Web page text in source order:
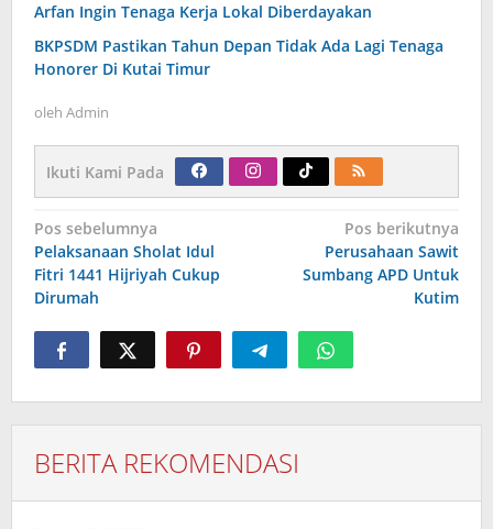
Arfan Ingin Tenaga Kerja Lokal Diberdayakan
BKPSDM Pastikan Tahun Depan Tidak Ada Lagi Tenaga
Honorer Di Kutai Timur
oleh Admin
Ikuti Kami Pada
Navigasi
pos
Pos sebelumnya
Pelaksanaan Sholat Idul
Fitri 1441 Hijriyah Cukup
Dirumah
Pos berikutnya
Perusahaan Sawit
Sumbang APD Untuk
Kutim
BERITA REKOMENDASI